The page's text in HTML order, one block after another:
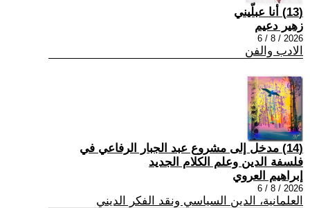
(13) أنا عبلّيني
زهير دعيم
2026 / 8 / 6
الادب والفن
(14) مدخل إلى مشروع عبد الجبار الرفاعي في
فلسفة الدين وعلم الكلام الجديد
إبراهيم العروي
2026 / 8 / 6
العلمانية، الدين السياسي ونقد الفكر الديني